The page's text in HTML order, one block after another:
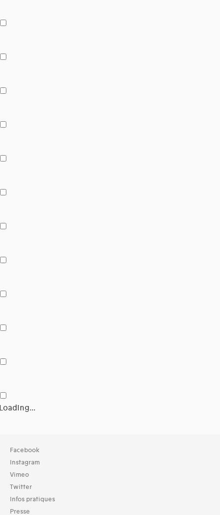
Collection
TOUT (3)
Archives (3)
Domaines thématiques
01-architecture domestique (3)
02-architecture agricole (1)
Facebook
Instagram
Vimeo
Twitter
Infos pratiques
Presse